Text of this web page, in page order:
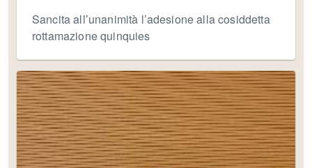
Sancita all’unanimità l’adesione alla cosiddetta
rottamazione quinquies